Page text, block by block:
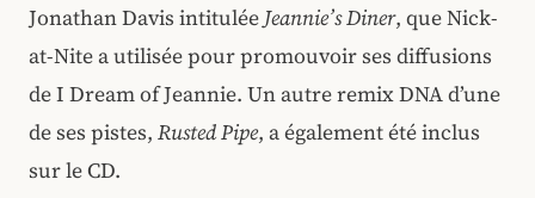
Jonathan Davis intitulée Jeannie’s Diner, que Nick-
at-Nite a utilisée pour promouvoir ses diffusions
de I Dream of Jeannie. Un autre remix DNA d’une
de ses pistes, Rusted Pipe, a également été inclus
sur le CD.